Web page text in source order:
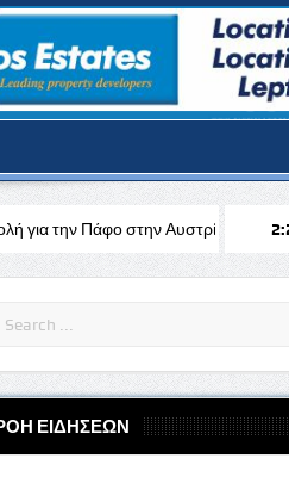
απέναντι στη Σάλτσμπουργκ
ΕΙΔΗΣΕΩΝ